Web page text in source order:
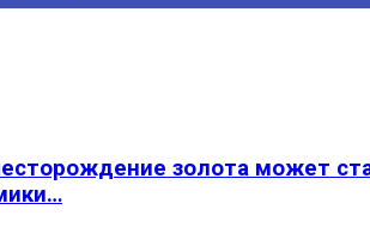
золота может